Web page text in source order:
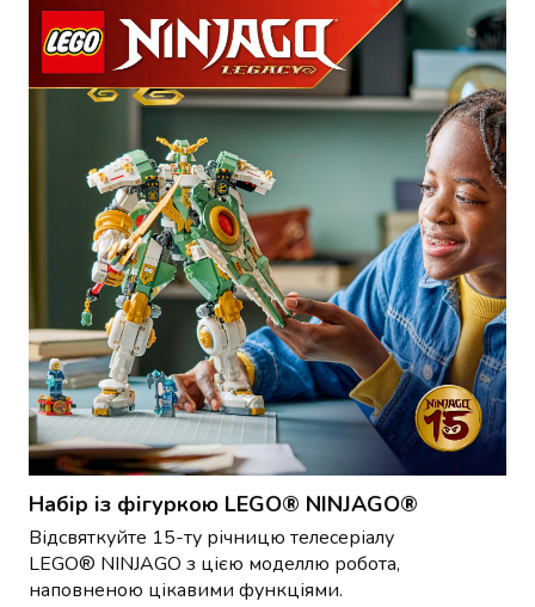
Булгур
Пшенична
крупа
Манна
крупа
Кіноа
Кукурудзяна
крупа
Ячна
крупа
Перлова
крупа
Пшоно
Консервовані
продукти
Рибні
консерви
Овочева
М'ясні
консерви
Фруктова
консервація
Набір із фігуркою LEGO® NINJAGO®
Відсвяткуйте 15-ту річницю телесеріалу
LEGO® NINJAGO з цією моделлю робота,
наповненою цікавими функціями.